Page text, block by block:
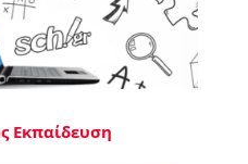
Εκπαίδευση